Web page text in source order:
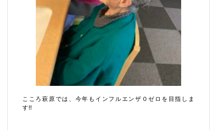
こころ萩原では、今年もインフルエンザ０ゼロを目指しま
す‼︎